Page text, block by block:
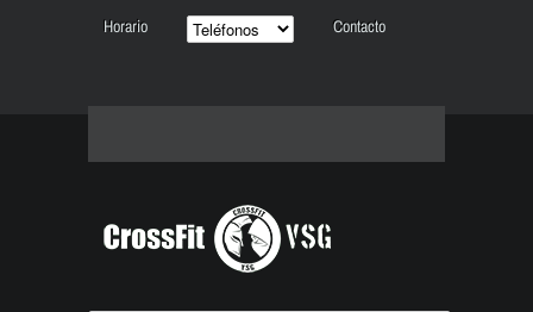
Horario Contacto